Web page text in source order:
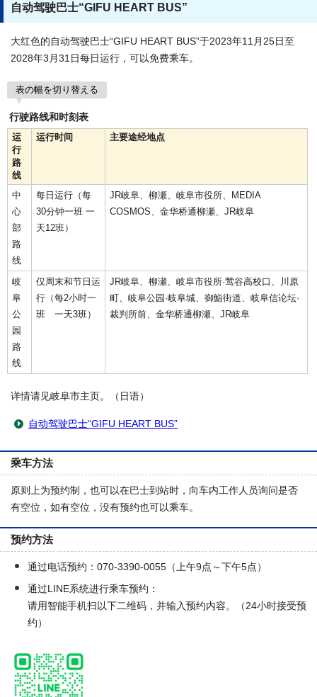
自动驾驶巴士“GIFU HEART BUS”
大红色的自动驾驶巴士“GIFU HEART BUS”于2023年11月25日至
2028年3月31日每日运行，可以免费乘车。
表の幅を切り替える
行驶路线和时刻表
运
行
路
线
运行时间 主要途经地点
中
心
部
路
线
每日运行（每
30分钟一班 一
天12班）
JR岐阜、柳瀬、岐阜市役所、MEDIA
COSMOS、金华桥通柳瀬、JR岐阜
岐
阜
公
园
路
线
仅周末和节日运
行（每2小时一
班 一天3班）
JR岐阜、柳瀬、岐阜市役所·莺谷高校口、川原
町、岐阜公园·岐阜城、御鮨街道、岐阜信论坛·
裁判所前、金华桥通柳瀬、JR岐阜
详情请见岐阜市主页。（日语）
自动驾驶巴士“GIFU HEART BUS”
乘车方法
原则上为预约制，也可以在巴士到站时，向车内工作人员询问是否
有空位，如有空位，没有预约也可以乘车。
预约方法
通过电话预约：070-3390-0055（上午9点～下午5点）
通过LINE系统进行乘车预约：
请用智能手机扫以下二维码，并输入预约内容。（24小时接受预
约）